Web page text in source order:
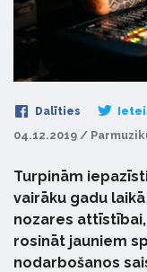
Dalīties
04.12.2019 /
Turpinām
vairāku gadu
nozares
rosināt jauniem
nodarbošanos